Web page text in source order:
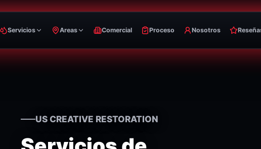
Servicios Areas Comercial Proceso Nosotros
US CREATIVE RESTORATION